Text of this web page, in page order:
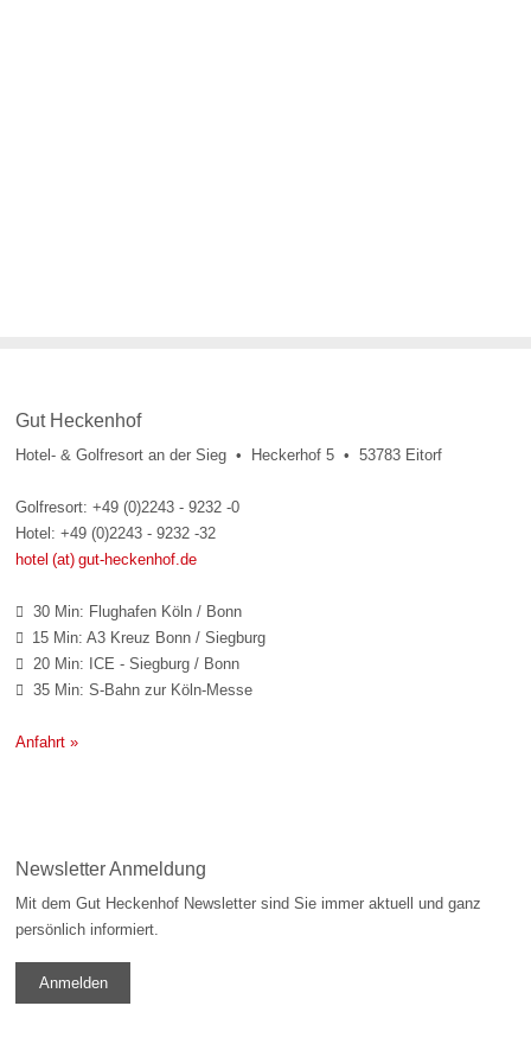
Gut Heckenhof
Hotel- & Golfresort an der Sieg • Heckerhof 5 • 53783 Eitorf
Golfresort: +49 (0)2243 - 9232 -0
Hotel: +49 (0)2243 - 9232 -32
hotel (at) gut-heckenhof.de
 30 Min: Flughafen Köln / Bonn
 15 Min: A3 Kreuz Bonn / Siegburg
 20 Min: ICE - Siegburg / Bonn
 35 Min: S-Bahn zur Köln-Messe
Anfahrt »
Newsletter Anmeldung
Mit dem Gut Heckenhof Newsletter sind Sie immer aktuell und ganz
persönlich informiert.
Anmelden